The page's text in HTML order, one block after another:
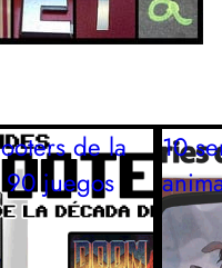
de la
90 juegos
10